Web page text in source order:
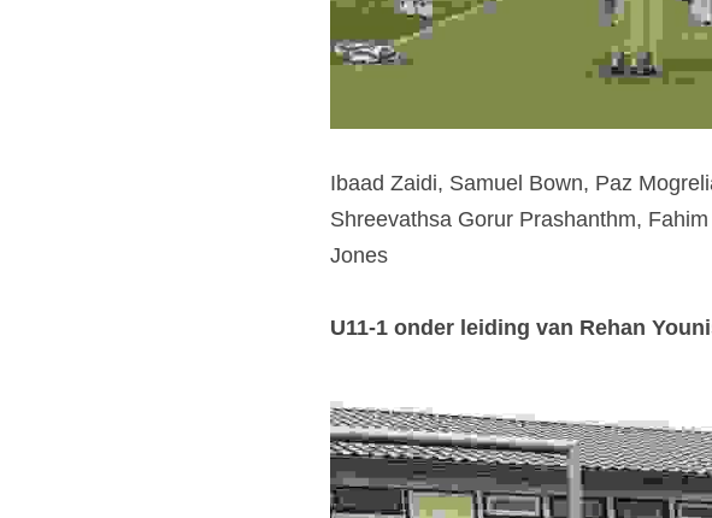
Ibaad Zaidi, Samuel Bown, Paz
Shreevathsa Gorur Prashanthm,
Jones
U11-1 onder leiding van Rehan